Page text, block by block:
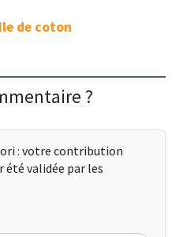
de coton
?
: votre contribution
été validée par les
Envoyer